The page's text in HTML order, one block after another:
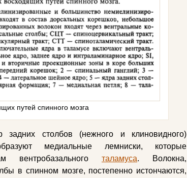
путей спинного мозга
задних столбов (нежного и клиновидного)
медиальные лемниски, которые
вентробазального таламуса. Волокна,
в спинном мозге, постепенно истончаются,